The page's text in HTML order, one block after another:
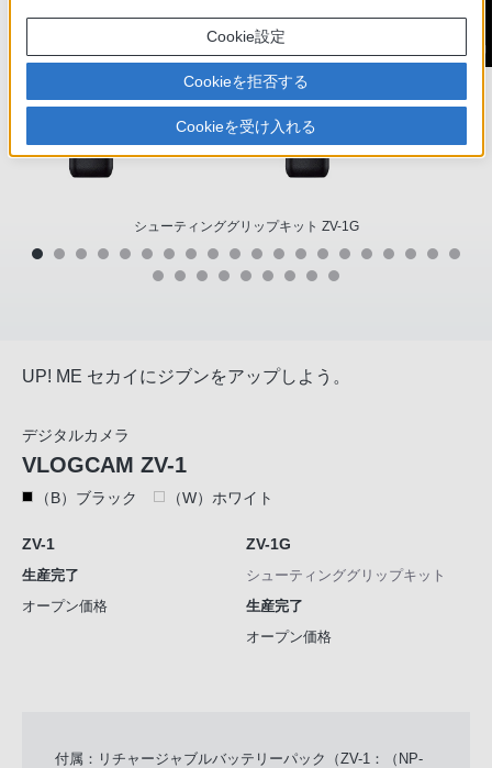
シューティンググリップキット ZV-1G
UP! ME セカイにジブンをアップしよう。
デジタルカメラ
VLOGCAM ZV-1
（B）ブラック （W）ホワイト
ZV-1
生産完了
オープン価格
ZV-1G
シューティンググリップキット
生産完了
オープン価格
付属：リチャージャブルバッテリーパック（ZV-1：（NP-
Cookie設定
Cookieを拒否する
Cookieを受け入れる